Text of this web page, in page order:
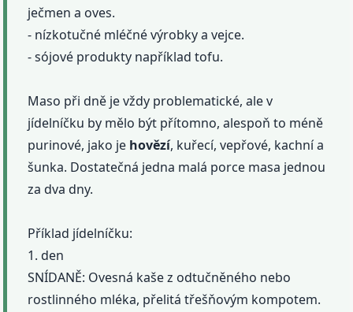
ječmen a oves.
- nízkotučné mléčné výrobky a vejce.
- sójové produkty například tofu.
Maso při dně je vždy problematické, ale v
jídelníčku by mělo být přítomno, alespoň to méně
purinové, jako je hovězí, kuřecí, vepřové, kachní a
šunka. Dostatečná jedna malá porce masa jednou
za dva dny.
Příklad jídelníčku:
1. den
SNÍDANĚ: Ovesná kaše z odtučněného nebo
rostlinného mléka, přelitá třešňovým kompotem.